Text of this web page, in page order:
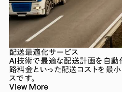
配送最適化サービス
AI技術で最適な配送計画を自動
路料金といった配送コストを最
スです。
View More